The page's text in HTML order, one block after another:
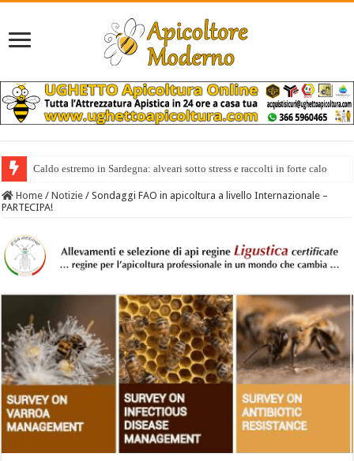
Caldo estremo in Sardegna: alveari sotto stress e raccolti in forte calo
Home / Notizie / Sondaggi FAO in apicoltura a livello Internazionale –
PARTECIPA!